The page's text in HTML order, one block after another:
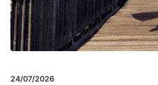
24/07/2026